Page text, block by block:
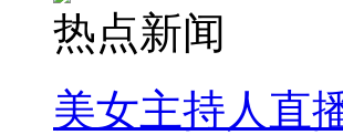
热点新闻
美女主持人直